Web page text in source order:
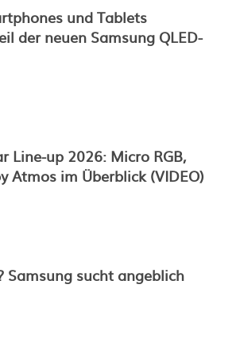
und Tablets
der neuen Samsung QLED-
Line-up 2026: Micro RGB,
Atmos im Überblick (VIDEO)
Samsung sucht angeblich